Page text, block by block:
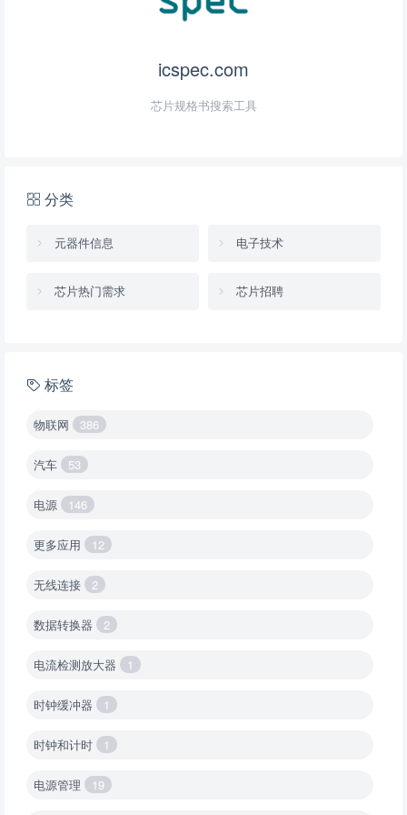
icspec.com
芯片规格书搜索工具
分类
元器件信息 电子技术
芯片热门需求 芯片招聘
标签
物联网 386
汽车 53
电源 146
更多应用 12
无线连接 2
数据转换器 2
电流检测放大器 1
时钟缓冲器 1
时钟和计时 1
电源管理 19